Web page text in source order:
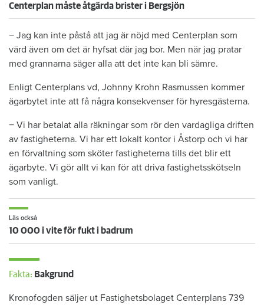
Centerplan måste åtgärda brister i Bergsjön
− Jag kan inte påstå att jag är nöjd med Centerplan som
värd även om det är hyfsat där jag bor. Men när jag pratar
med grannarna säger alla att det inte kan bli sämre.
Enligt Centerplans vd, Johnny Krohn Rasmussen kommer
ägarbytet inte att få några konsekvenser för hyresgästerna.
− Vi har betalat alla räkningar som rör den vardagliga driften
av fastigheterna. Vi har ett lokalt kontor i Åstorp och vi har
en förvaltning som sköter fastigheterna tills det blir ett
ägarbyte. Vi gör allt vi kan för att driva fastighetsskötseln
som vanligt.​
Läs också
10 000 i vite för fukt i badrum
Fakta: Bakgrund
Kronofogden säljer ut Fastighetsbolaget Centerplans 739